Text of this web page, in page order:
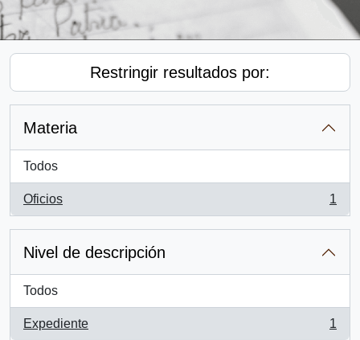
Restringir resultados por:
Materia
Todos
Oficios
, 1 resultados
1
Nivel de descripción
Todos
Expediente
, 1 resultados
1